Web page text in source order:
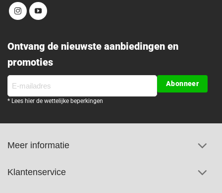
Ontvang de nieuwste aanbiedingen en
promoties
mailadres
* Lees hier de wettelijke beperkingen
Abonneer
Meer informatie
Klantenservice